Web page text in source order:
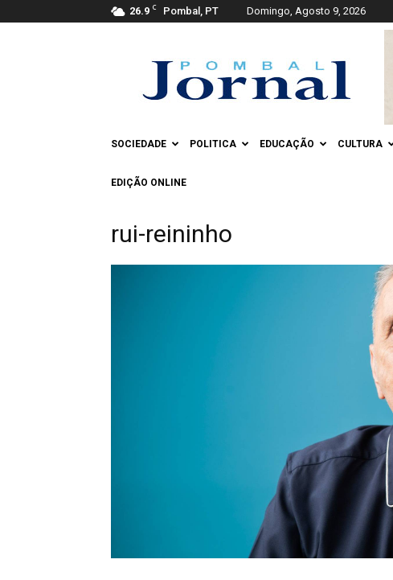
26.9 C Pombal, PT Domingo, Agosto 9, 2026
Jornal
SOCIEDADE POLITICA EDUCAÇÃO CULTURA
EDIÇÃO ONLINE
rui-reininho